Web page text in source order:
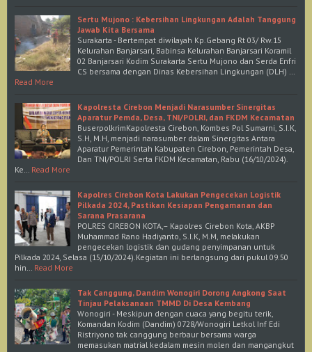
Sertu Mujono : Kebersihan Lingkungan Adalah Tanggung
Jawab Kita Bersama
Surakarta - Bertempat diwilayah Kp.Gebang Rt 03/ Rw.15
Kelurahan Banjarsari, Babinsa Kelurahan Banjarsari Koramil
02 Banjarsari Kodim Surakarta Sertu Mujono dan Serda Enfri
CS bersama dengan Dinas Kebersihan Lingkungan (DLH) …
Read More
Kapolresta Cirebon Menjadi Narasumber Sinergitas
Aparatur Pemda, Desa, TNI/POLRI, dan FKDM Kecamatan
BuserpolkrimKapolresta Cirebon, Kombes Pol Sumarni, S.I.K,
S.H, M.H, menjadi narasumber dalam Sinergitas Antara
Aparatur Pemerintah Kabupaten Cirebon, Pemerintah Desa,
Dan TNI/POLRI Serta FKDM Kecamatan, Rabu (16/10/2024).
Ke… Read More
Kapolres Cirebon Kota Lakukan Pengecekan Logistik
Pilkada 2024, Pastikan Kesiapan Pengamanan dan
Sarana Prasarana
POLRES CIREBON KOTA,– Kapolres Cirebon Kota, AKBP
Muhammad Rano Hadiyanto, S.I.K, M.M, melakukan
pengecekan logistik dan gudang penyimpanan untuk
Pilkada 2024, Selasa (15/10/2024).Kegiatan ini berlangsung dari pukul 09.50
hin… Read More
Tak Canggung, Dandim Wonogiri Dorong Angkong Saat
Tinjau Pelaksanaan TMMD Di Desa Kembang
Wonogiri - Meskipun dengan cuaca yang begitu terik,
Komandan Kodim (Dandim) 0728/Wonogiri Letkol Inf Edi
Ristriyono tak canggung berbaur bersama warga
memasukan matrial kedalam mesin molen dan mangangkut